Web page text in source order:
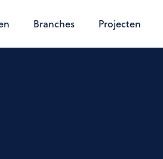
Branches Projecten